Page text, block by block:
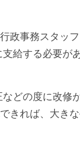
事務スタッ
給する必要が
どの度に改
きれば、大き